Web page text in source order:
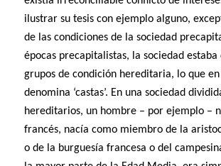
ilustrar su tesis con ejemplo alguno,
de las condiciones de la sociedad
épocas precapitalistas, la sociedad
grupos de condición hereditaria, lo que
denomina ‘castas’. En una sociedad
hereditarios, un hombre – por ejemplo –
francés, nacía como miembro de la
o de la burguesía francesa o del